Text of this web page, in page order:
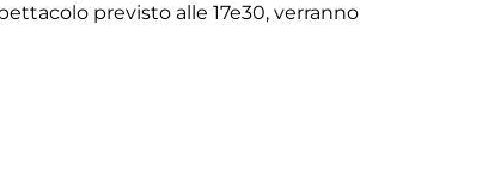
previsto alle 17e30, verranno